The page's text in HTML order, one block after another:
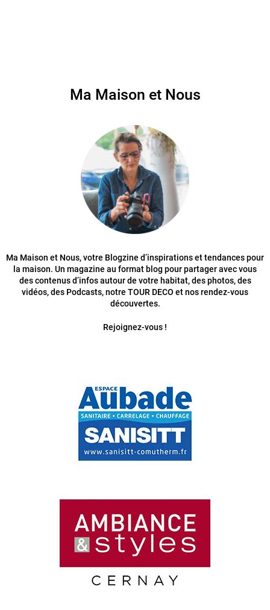
Ma Maison et Nous
Ma Maison et Nous, votre Blogzine d’inspirations et tendances pour
la maison. Un magazine au format blog pour partager avec vous
des contenus d’infos autour de votre habitat, des photos, des
vidéos, des Podcasts, notre TOUR DECO et nos rendez-vous
découvertes.
Rejoignez-vous !